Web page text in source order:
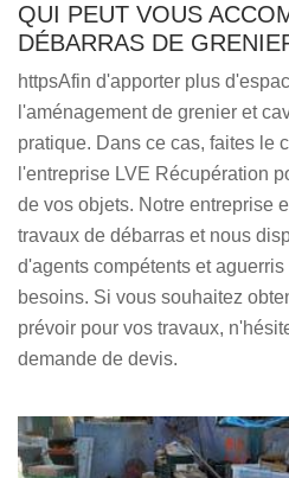
QUI PEUT VOUS
DÉBARRAS DE
httpsAfin d'apporter plus
l'aménagement de grenier et
pratique. Dans ce cas, faites le
l'entreprise LVE Récupération
de vos objets. Notre entreprise
travaux de débarras et nous
d'agents compétents et
besoins. Si vous souhaitez
prévoir pour vos travaux,
demande de devis.